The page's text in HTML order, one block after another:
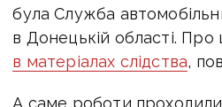
була Служба
в Донецькій області. Про
в матеріалах слідства,
А саме роботи